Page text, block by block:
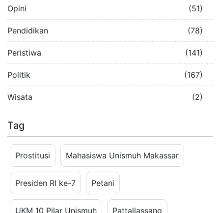
Opini (51)
Pendidikan (78)
Peristiwa (141)
Politik (167)
Wisata (2)
Tag
Prostitusi Mahasiswa Unismuh Makassar
Presiden RI ke-7 Petani
UKM 10 Pilar Unismuh Pattallassang